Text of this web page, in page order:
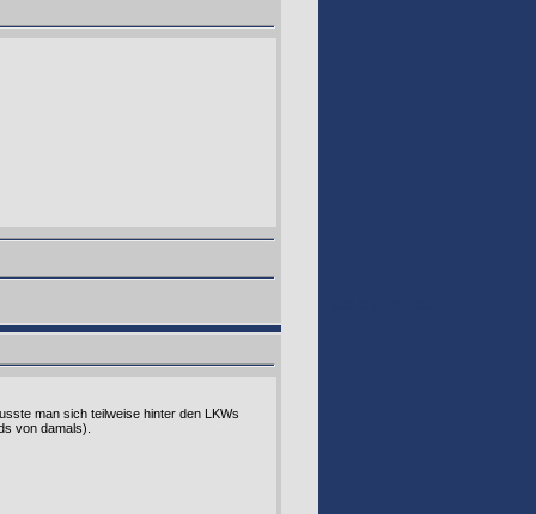
man sich teilweise hinter den LKWs
von damals).